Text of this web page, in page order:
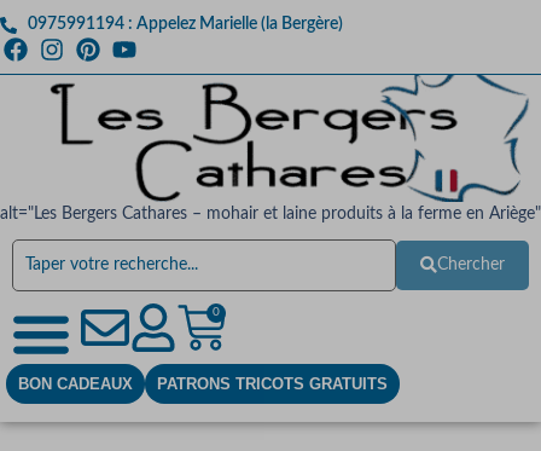
0975991194 : Appelez Marielle (la Bergère)
alt="Les Bergers Cathares – mohair et laine produits à la ferme en Ariège"
Chercher
0
BON CADEAUX PATRONS TRICOTS GRATUITS